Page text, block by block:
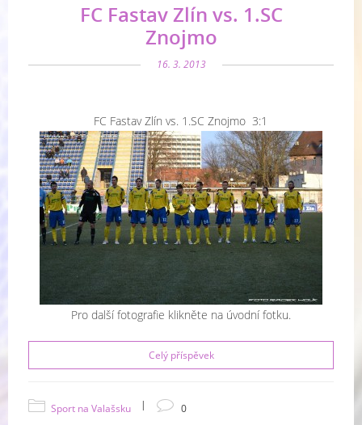
FC Fastav Zlín vs. 1.SC
Znojmo
16. 3. 2013
FC Fastav Zlín vs. 1.SC Znojmo 3:1
Pro další fotografie klikněte na úvodní fotku.
Celý příspěvek
Sport na Valašsku | 0